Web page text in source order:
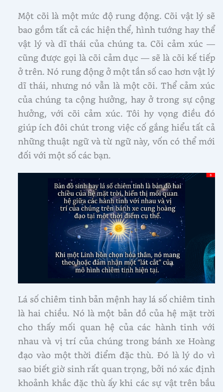
Một cõi là một mức độ rung động. Cõi vật lý sẽ
bao gồm tất cả các hiện thể, hình tướng hay thể
vật lý và dĩ thái của chúng ta. Cõi cảm xúc —
cũng được gọi là cõi cảm dục — sẽ là cõi kế tiếp
ở trên. Nó rung động ở một tần số cao hơn vật lý
dĩ thái, nhưng nó vẫn là một cõi. Thể cảm xúc
của chúng ta cộng hưởng, hay ở trong sự cộng
hưởng, với cõi cảm xúc. Tôi hy vọng điều đó
giúp ích đôi chút trong việc cố gắng hiểu tất cả
những thuật ngữ và từ ngữ này, vốn có thể mới
đối với một số các bạn.
Lá số chiêm tinh bản mệnh hay lá số chiêm tinh
là hai chiều. Nó là một bản đồ của hệ mặt trời
cho thấy mối quan hệ của các hành tinh với
nhau và vị trí của chúng trong bánh xe Hoàng
đạo vào một thời điểm đặc thù. Đó là lý do vì
sao biết giờ sinh rất quan trọng, bởi nó xác định
khoảnh khắc đặc thù ấy khi các sự vật trên bầu